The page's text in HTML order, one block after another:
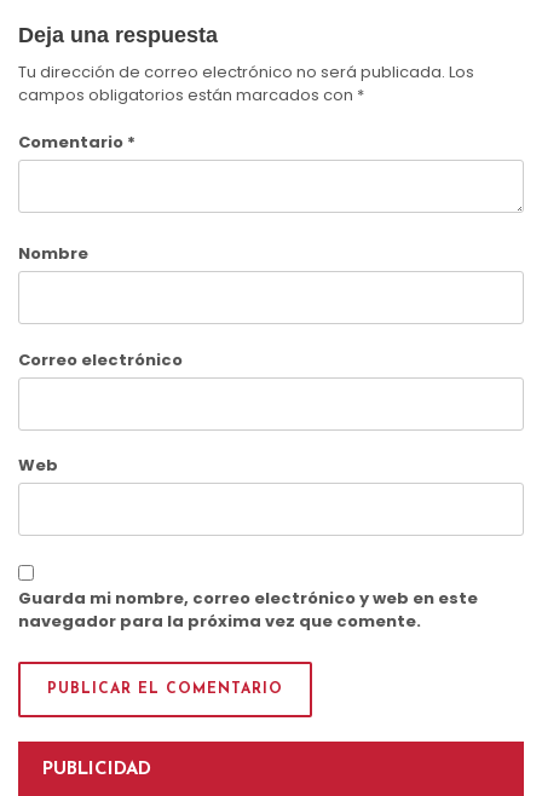
Deja una respuesta
Tu dirección de correo electrónico no será publicada. Los
campos obligatorios están marcados con *
Comentario *
Nombre
Correo electrónico
Web
Guarda mi nombre, correo electrónico y web en este
navegador para la próxima vez que comente.
PUBLICIDAD